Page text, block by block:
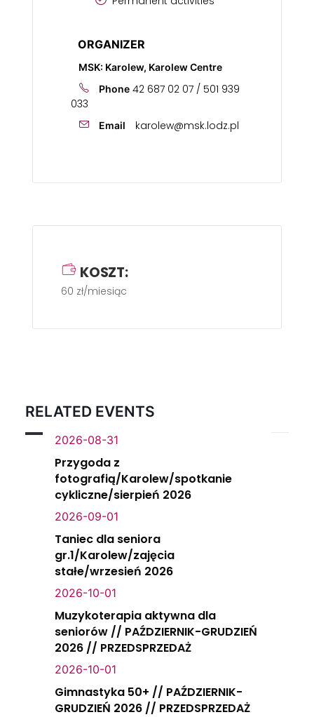
ORGANIZER
MSK: Karolew, Karolew Centre
Phone 42 687 02 07 / 501 939
033
Email karolew@msk.lodz.pl
KOSZT:
60 zł/miesiąc
RELATED EVENTS
2026-08-31
Przygoda z
fotografią/Karolew/spotkanie
cykliczne/sierpień 2026
2026-09-01
Taniec dla seniora
gr.1/Karolew/zajęcia
stałe/wrzesień 2026
2026-10-01
Muzykoterapia aktywna dla
seniorów // PAŹDZIERNIK-GRUDZIEŃ
2026 // PRZEDSPRZEDAŻ
2026-10-01
Gimnastyka 50+ // PAŹDZIERNIK-
GRUDZIEŃ 2026 // PRZEDSPRZEDAŻ